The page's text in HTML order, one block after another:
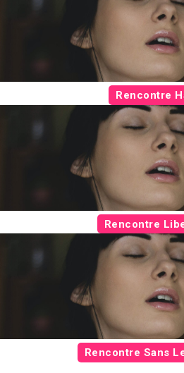
Rencontre
Rencontre
Rencontre Sans